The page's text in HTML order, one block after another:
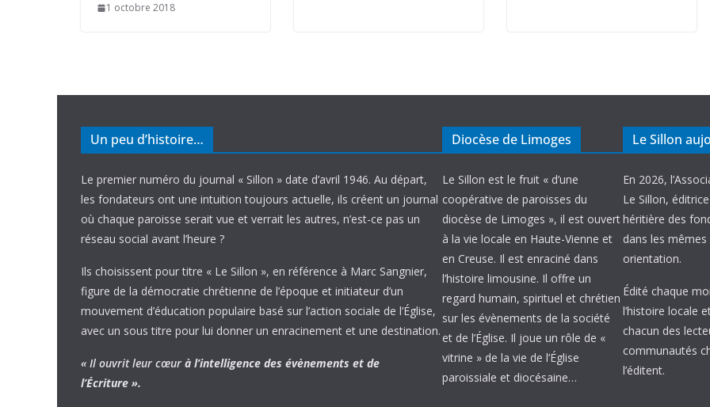
1 octobre 2018
Un peu d’histoire…
Le premier numéro du journal « Sillon » date d’avril 1946. Au départ,
les fondateurs ont une intuition toujours actuelle, ils créent un journal
où chaque paroisse serait vue et verrait les autres, n’est-ce pas un
réseau social avant l’heure ?
Ils choisissent pour titre « Le Sillon », en référence à Marc Sangnier,
figure de la démocratie chrétienne de l’époque et initiateur d’un
mouvement d’éducation populaire basé sur l’action sociale de l’Église,
avec un sous titre pour lui donner un enracinement et une destination.
« Il ouvrit leur cœur à l’intelligence des évènements et de
l’Écriture ».
Diocèse de Limoges
Le Sillon est le fruit « d’une
coopérative de paroisses du
diocèse de Limoges », il est ouvert
à la vie locale en Haute-Vienne et
en Creuse. Il est enraciné dans
l’histoire limousine. Il offre un
regard humain, spirituel et chrétien
sur les évènements de la société
et de l’Église. Il joue un rôle de «
vitrine » de la vie de l’Église
paroissiale et diocésaine…
Le Sillon
En 2026,
Le Sillon,
héritière des
dans les
orientation.
Édité chaque
l’histoire locale
chacun des
communautés
l’éditent.